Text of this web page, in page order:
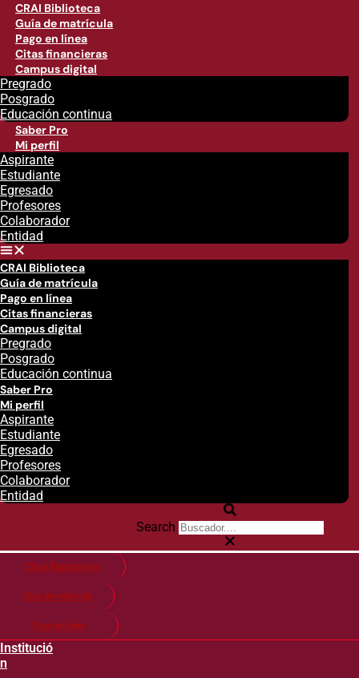
CRAI Biblioteca
Guía de matrícula
Pago en línea
Citas financieras
Campus digital
Pregrado
Posgrado
Educación continua
Saber Pro
Mi perfil
Aspirante
Estudiante
Egresado
Profesores
Colaborador
Entidad
CRAI Biblioteca
Guía de matrícula
Pago en línea
Citas financieras
Campus digital
Pregrado
Posgrado
Educación continua
Saber Pro
Mi perfil
Aspirante
Estudiante
Egresado
Profesores
Colaborador
Entidad
Search
Citas financieras
Guía de matricula
Pago en línea
Institució
n